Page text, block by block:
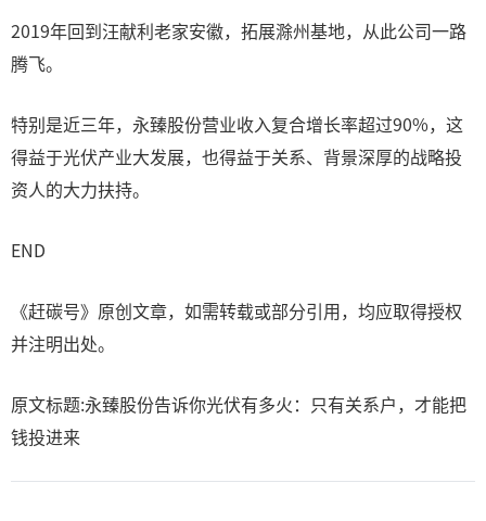
2019年回到汪献利老家安徽，拓展滁州基地，从此公司一路
腾飞。
特别是近三年，永臻股份营业收入复合增长率超过90%，这
得益于光伏产业大发展，也得益于关系、背景深厚的战略投
资人的大力扶持。
END
《赶碳号》原创文章，如需转载或部分引用，均应取得授权
并注明出处。
原文标题:永臻股份告诉你光伏有多火：只有关系户，才能把
钱投进来